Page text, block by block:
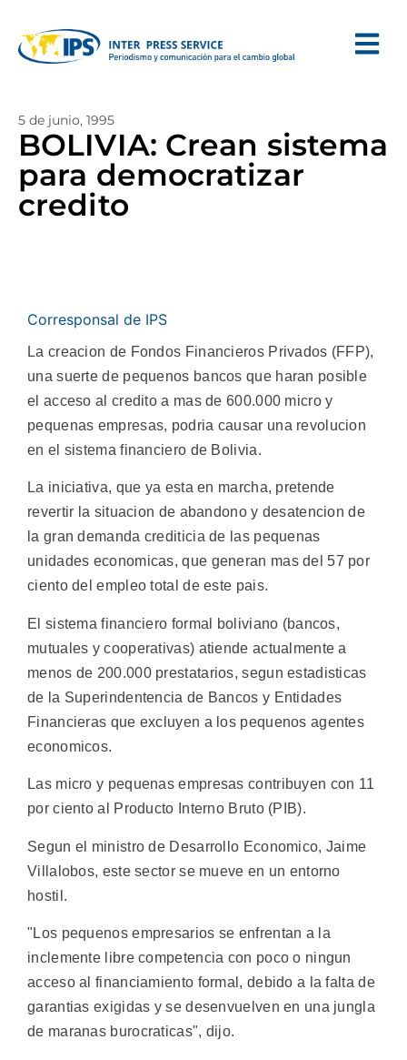
5 de junio, 1995
BOLIVIA: Crean sistema
para democratizar
credito
Corresponsal de IPS
La creacion de Fondos Financieros Privados (FFP),
una suerte de pequenos bancos que haran posible
el acceso al credito a mas de 600.000 micro y
pequenas empresas, podria causar una revolucion
en el sistema financiero de Bolivia.
La iniciativa, que ya esta en marcha, pretende
revertir la situacion de abandono y desatencion de
la gran demanda crediticia de las pequenas
unidades economicas, que generan mas del 57 por
ciento del empleo total de este pais.
El sistema financiero formal boliviano (bancos,
mutuales y cooperativas) atiende actualmente a
menos de 200.000 prestatarios, segun estadisticas
de la Superindentencia de Bancos y Entidades
Financieras que excluyen a los pequenos agentes
economicos.
Las micro y pequenas empresas contribuyen con 11
por ciento al Producto Interno Bruto (PIB).
Segun el ministro de Desarrollo Economico, Jaime
Villalobos, este sector se mueve en un entorno
hostil.
"Los pequenos empresarios se enfrentan a la
inclemente libre competencia con poco o ningun
acceso al financiamiento formal, debido a la falta de
garantias exigidas y se desenvuelven en una jungla
de maranas burocraticas", dijo.